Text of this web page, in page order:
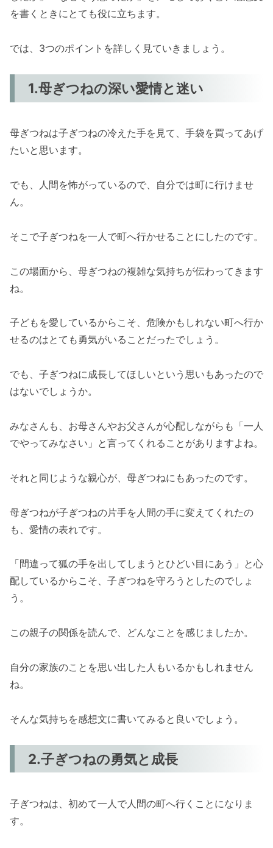
を書くときにとても役に立ちます。
では、3つのポイントを詳しく見ていきましょう。
1.母ぎつねの深い愛情と迷い
母ぎつねは子ぎつねの冷えた手を見て、手袋を買ってあげ
たいと思います。
でも、人間を怖がっているので、自分では町に行けませ
ん。
そこで子ぎつねを一人で町へ行かせることにしたのです。
この場面から、母ぎつねの複雑な気持ちが伝わってきます
ね。
子どもを愛しているからこそ、危険かもしれない町へ行か
せるのはとても勇気がいることだったでしょう。
でも、子ぎつねに成長してほしいという思いもあったので
はないでしょうか。
みなさんも、お母さんやお父さんが心配しながらも「一人
でやってみなさい」と言ってくれることがありますよね。
それと同じような親心が、母ぎつねにもあったのです。
母ぎつねが子ぎつねの片手を人間の手に変えてくれたの
も、愛情の表れです。
「間違って狐の手を出してしまうとひどい目にあう」と心
配しているからこそ、子ぎつねを守ろうとしたのでしょ
う。
この親子の関係を読んで、どんなことを感じましたか。
自分の家族のことを思い出した人もいるかもしれません
ね。
そんな気持ちを感想文に書いてみると良いでしょう。
2.子ぎつねの勇気と成長
子ぎつねは、初めて一人で人間の町へ行くことになりま
す。